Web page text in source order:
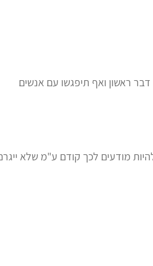
ראשון ואף תיפגשו עם אנשים
מודעים לכך קודם ע"מ שלא